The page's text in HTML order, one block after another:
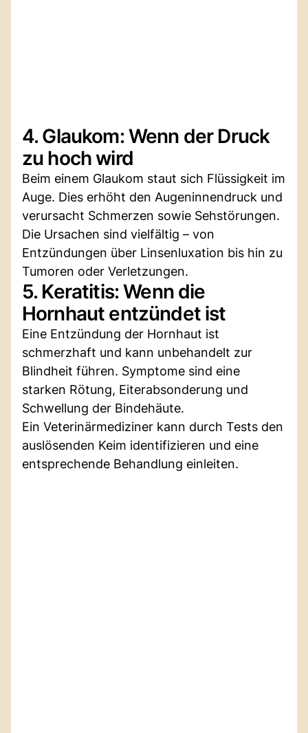
4. Glaukom: Wenn der Druck
zu hoch wird
Beim einem Glaukom staut sich Flüssigkeit im
Auge. Dies erhöht den Augeninnendruck und
verursacht Schmerzen sowie Sehstörungen.
Die Ursachen sind vielfältig – von
Entzündungen über Linsenluxation bis hin zu
Tumoren oder Verletzungen.
5. Keratitis: Wenn die
Hornhaut entzündet ist
Eine Entzündung der Hornhaut ist
schmerzhaft und kann unbehandelt zur
Blindheit führen. Symptome sind eine
starken Rötung, Eiterabsonderung und
Schwellung der Bindehäute.
Ein Veterinärmediziner kann durch Tests den
auslösenden Keim identifizieren und eine
entsprechende Behandlung einleiten.